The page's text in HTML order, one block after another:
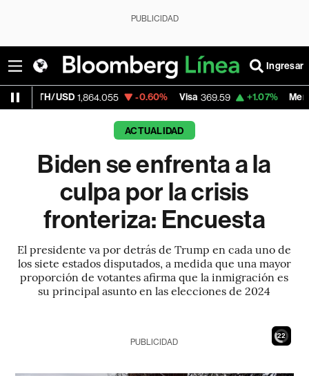
PUBLICIDAD
Ingresar
1,864.055 -0.60% Visa 369.59 +1.07% MercadoLibre
ACTUALIDAD
Biden se enfrenta a la
culpa por la crisis
fronteriza: Encuesta
El presidente va por detrás de Trump en cada uno de
los siete estados disputados, a medida que una mayor
proporción de votantes afirma que la inmigración es
su principal asunto en las elecciones de 2024
20
PUBLICIDAD